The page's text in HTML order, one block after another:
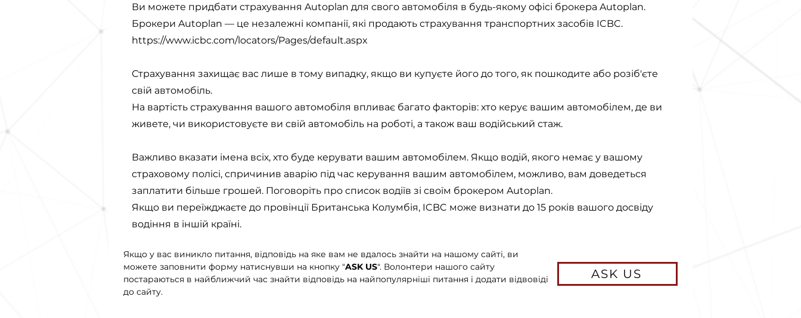
Ви можете придбати страхування Autoplan для свого автомобіля в будь-якому офісі брокера Autoplan.
Брокери Autoplan — це незалежні компанії, які продають страхування транспортних засобів ICBC.
https://www.icbc.com/locators/Pages/default.aspx
Страхування захищає вас лише в тому випадку, якщо ви купуєте його до того, як пошкодите або розіб'єте
свій автомобіль.
На вартість страхування вашого автомобіля впливає багато факторів: хто керує вашим автомобілем, де ви
живете, чи використовуєте ви свій автомобіль на роботі, а також ваш водійський стаж.
Важливо вказати імена всіх, хто буде керувати вашим автомобілем. Якщо водій, якого немає у вашому
страховому полісі, спричинив аварію під час керування вашим автомобілем, можливо, вам доведеться
заплатити більше грошей. Поговоріть про список водіїв зі своїм брокером Autoplan.
Якщо ви переїжджаєте до провінції Британська Колумбія, ICBC може визнати до 15 років вашого досвіду
водіння в іншій країні.
Якщо у вас виникло питання, відповідь на яке вам не вдалось знайти на нашому сайті, ви
можете заповнити форму натиснувши на кнопку "ASK US". Волонтери нашого сайту
постараються в найближчий час знайти відповідь на найпопулярніші питання і додати відвовіді
до сайту.
ASK US